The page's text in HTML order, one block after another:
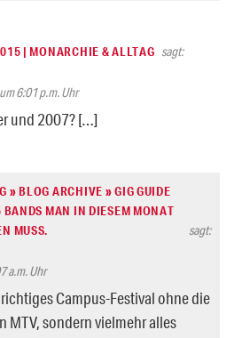
| MONARCHIE & ALLTAG sagt:
6:01 p.m. Uhr
und 2007? […]
» BLOG ARCHIVE » GIG GUIDE
MAN IN DIESEM MONAT
MUSS.
sagt:
a.m. Uhr
Campus-Festival ohne die
MTV, sondern vielmehr alles